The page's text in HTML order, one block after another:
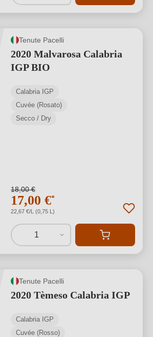
Tenute Pacelli
2020 Malvarosa Calabria
IGP BIO
Calabria IGP
Cuvée (Rosato)
Secco / Dry
18,00 €
17,00 €*
22,67 €/L (0,75 L)
1
Tenute Pacelli
2020 Tèmeso Calabria IGP
Calabria IGP
Cuvée (Rosso)